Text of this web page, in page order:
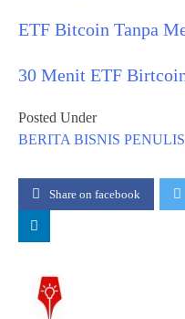
ETF Bitcoin Tanpa
30 Menit ETF
Posted Under
BERITA BISNIS PENULIS
Share on facebook